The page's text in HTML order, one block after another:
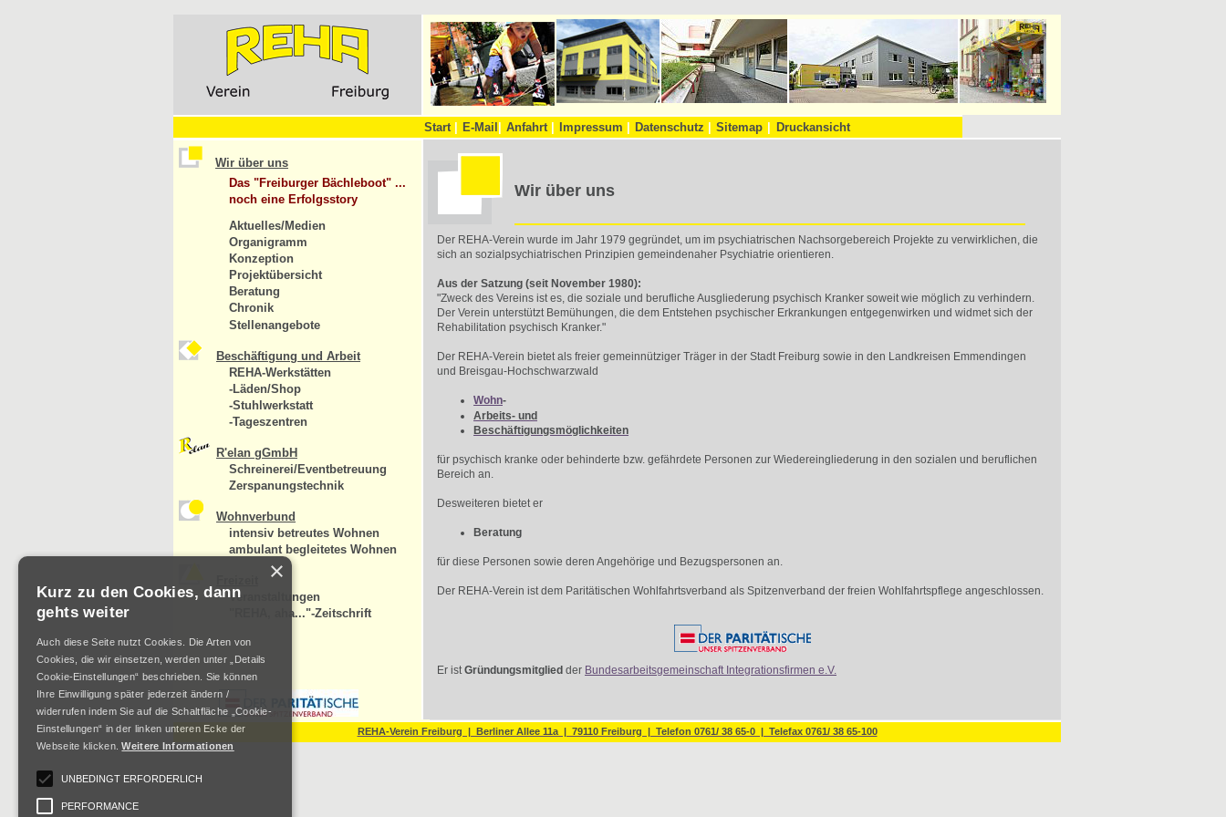
Start| E-Mail Anfahrt| Impressum Datenschutz Sitemap Druckansicht
Wir über uns
Das "Freiburger Bächleboot" ...
noch eine Erfolgsstory
Aktuelles/Medien
Organigramm
Konzeption
Projektübersicht
Beratung
Chronik
Stellenangebote
Beschäftigung und Arbeit
REHA-Werkstätten
-Läden/Shop
-Stuhlwerkstatt
-Tageszentren
R'elan gGmbH
Schreinerei/Eventbetreuung
Zerspanungstechnik
Wohnverbund
intensiv betreutes Wohnen
ambulant begleitetes Wohnen
Veranstaltungen
"REHA, aha..."-Zeitschrift
REHA-Verein Freiburg | Berliner Allee 11a | 79110 Freiburg | Telefon 0761/ 38 65-0 | Telefax 0761/ 38 65-100
Wir über uns
Der REHA-Verein wurde im Jahr 1979 gegründet, um im psychiatrischen Nachsorgebereich Projekte zu verwirklichen, die
sich an sozialpsychiatrischen Prinzipien gemeindenaher Psychiatrie orientieren.
Aus der Satzung (seit November 1980):
"Zweck des Vereins ist es, die soziale und berufliche Ausgliederung psychisch Kranker soweit wie möglich zu verhindern.
Der Verein unterstützt Bemühungen, die dem Entstehen psychischer Erkrankungen entgegenwirken und widmet sich der
Rehabilitation psychisch Kranker."
Der REHA-Verein bietet als freier gemeinnütziger Träger in der Stadt Freiburg sowie in den Landkreisen Emmendingen
und Breisgau-Hochschwarzwald
Wohn-
Arbeits- und
Beschäftigungsmöglichkeiten
für psychisch kranke oder behinderte bzw. gefährdete Personen zur Wiedereingliederung in den sozialen und beruflichen
Bereich an.
Desweiteren bietet er
Beratung
für diese Personen sowie deren Angehörige und Bezugspersonen an.
Der REHA-Verein ist dem Paritätischen Wohlfahrtsverband als Spitzenverband der freien Wohlfahrtspflege angeschlossen.
Er istGründungsmitglied der Bundesarbeitsgemeinschaft Integrationsfirmen e.V.
×
Kurz zu den Cookies, dann
gehts weiter
Auch diese Seite nutzt Cookies. Die Arten von
Cookies, die wir einsetzen, werden unter „Details
Cookie-Einstellungen“ beschrieben. Sie können
Ihre Einwilligung später jederzeit ändern /
widerrufen indem Sie auf die Schaltfläche „Cookie-
Einstellungen“ in der linken unteren Ecke der
Webseite klicken.Weitere Informationen
UNBEDINGT ERFORDERLICH
PERFORMANCE